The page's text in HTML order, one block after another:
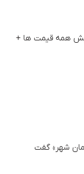
پنجشنبه ۱۵مرداد ۱۴۰۵/ افزایش همه قیمت ها +
شهر» گفت